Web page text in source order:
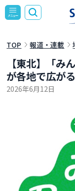
TOP 報道・連載
【東北】「み
が各地で広が
2026年6月12日